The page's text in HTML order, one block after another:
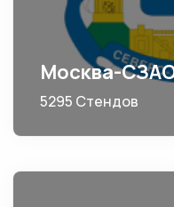
Москва-
5295 Стендов